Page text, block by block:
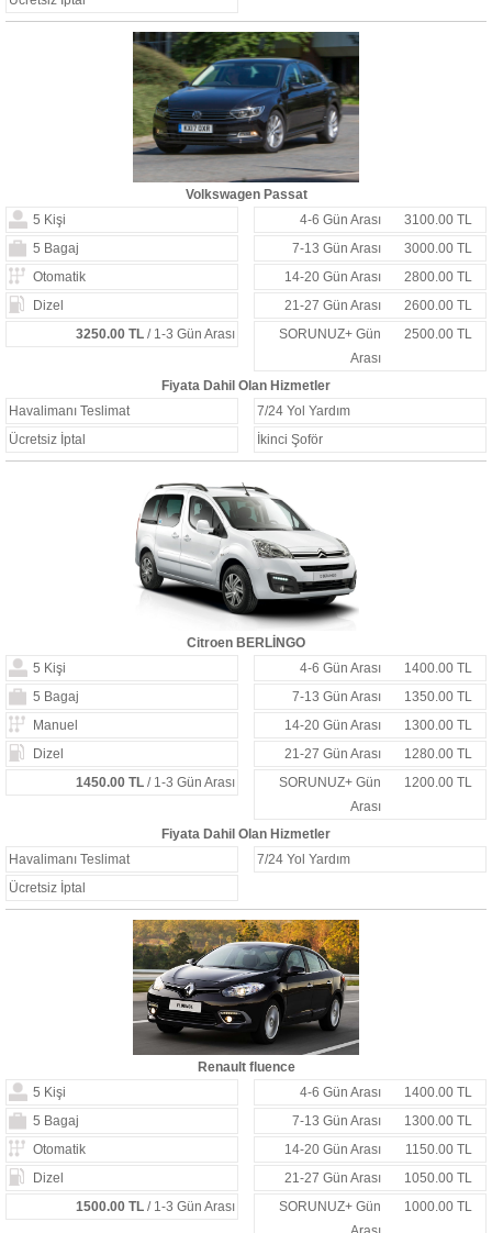
Volkswagen Passat
5 Kişi
4-6 Gün Arası
3100.00 TL
5 Bagaj
7-13 Gün Arası
3000.00 TL
Otomatik
14-20 Gün Arası
2800.00 TL
Dizel
21-27 Gün Arası
2600.00 TL
3250.00 TL/ 1-3 Gün Arası
SORUNUZ+ Gün
Arası
2500.00 TL
Fiyata Dahil Olan Hizmetler
Havalimanı Teslimat
7/24 Yol Yardım
Ücretsiz İptal
İkinci Şoför
Citroen BERLİNGO
5 Kişi
4-6 Gün Arası
1400.00 TL
5 Bagaj
7-13 Gün Arası
1350.00 TL
Manuel
14-20 Gün Arası
1300.00 TL
Dizel
21-27 Gün Arası
1280.00 TL
1450.00 TL/ 1-3 Gün Arası
SORUNUZ+ Gün
Arası
1200.00 TL
Fiyata Dahil Olan Hizmetler
Havalimanı Teslimat
7/24 Yol Yardım
Ücretsiz İptal
Renault fluence
5 Kişi
4-6 Gün Arası
1400.00 TL
5 Bagaj
7-13 Gün Arası
1300.00 TL
Otomatik
14-20 Gün Arası
1150.00 TL
Dizel
21-27 Gün Arası
1050.00 TL
1500.00 TL/ 1-3 Gün Arası
SORUNUZ+ Gün
1000.00 TL